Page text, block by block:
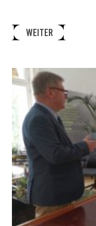
WEITER